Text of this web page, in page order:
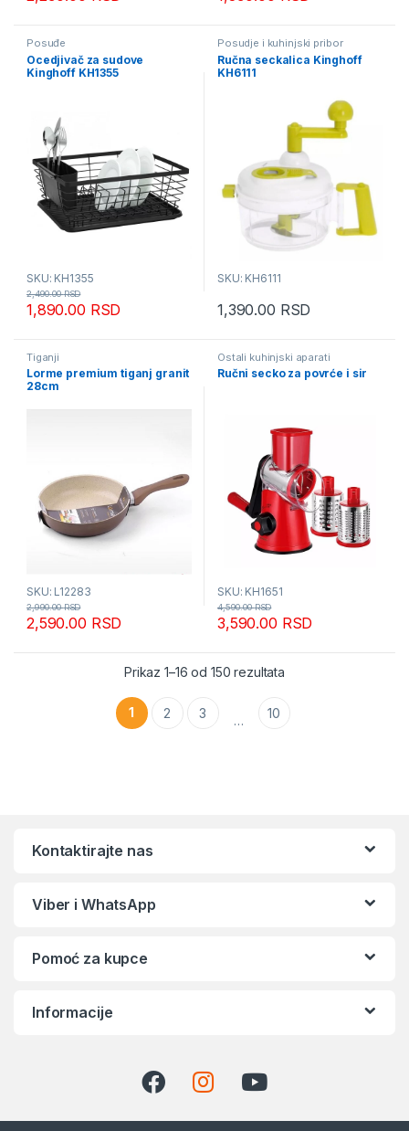
Posuđe
Ocedjivač za sudove
Kinghoff KH1355
SKU: KH1355
1,890.00 RSD
2,490.00RSD
Posudje i kuhinjski pribor
Ručna seckalica Kinghoff
KH6111
SKU: KH6111
1,390.00 RSD
Tiganji
Lorme premium tiganj granit
28cm
SKU: L12283
2,590.00 RSD
2,990.00RSD
Ostali kuhinjski aparati
Ručni secko za povrće i sir
SKU: KH1651
3,590.00 RSD
4,590.00RSD
Prikaz 1–16 od 150 rezultata
1 2 3 … 10
Kontaktirajte nas
Viber i WhatsApp
Pomoć za kupce
Informacije